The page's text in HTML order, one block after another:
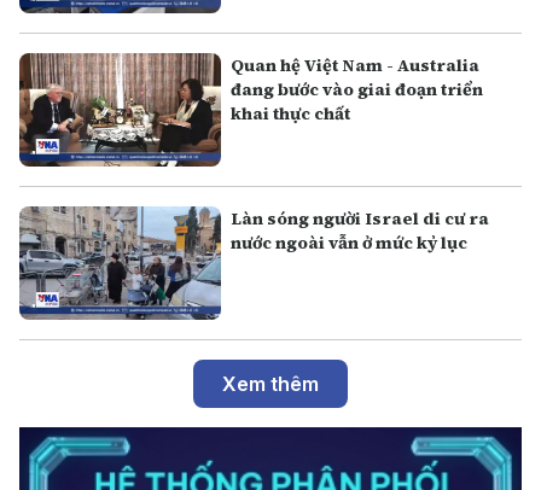
Quan hệ Việt Nam - Australia
đang bước vào giai đoạn triển
khai thực chất
Làn sóng người Israel di cư ra
nước ngoài vẫn ở mức kỷ lục
Xem thêm